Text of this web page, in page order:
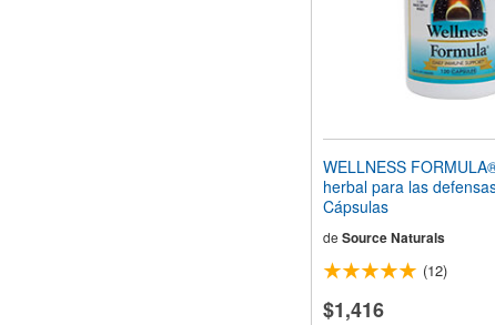
WELLNESS
herbal para las
Cápsulas
de Source Naturals
(12)
$1,416